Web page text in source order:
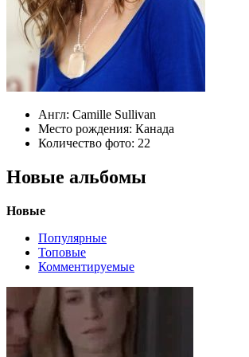
Англ: Camille Sullivan
Место рождения: Канада
Количество фото: 22
Новые альбомы
Новые
Популярные
Топовые
Комментируемые